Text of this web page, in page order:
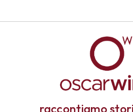
raccontiamo